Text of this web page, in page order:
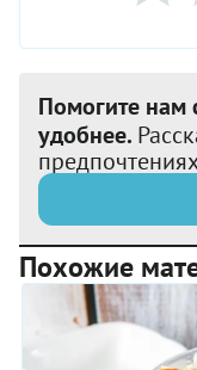
Помогите нам
удобнее.
Похожие